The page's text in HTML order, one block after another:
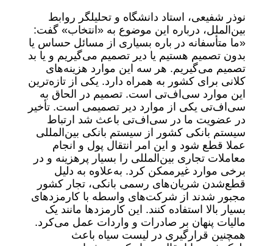
نوذر شفیعی، استاد دانشگاه و تحلیلگر روابط
بین‌الملل، درباره این موضوع به «انتخاب» گفت:
«ما متأسفانه در باره بسیاری از مسائل حساس یا
بدون تصمیم هستیم یا دیر تصمیم می‌گیریم و یا بد
تصمیم می‌گیریم. هر سه این موارد هزینه‌های
کلانی برای کشور به همراه دارد. یکی از تازه‌ترین
این موارد سی‌اف‌تی است. تصمیم در الحاق به
سی‌اف‌تی یکی از موارد دیر تصمیمی است. تأخیر
در عضویت ما در سی‌اف‌تی باعث شد ارتباط
سیستم بانکی کشور از سیستم بانکی بین‌المللی
عملا قطع شود و این امر انتقال پول و انجام
معاملات تجاری بین‌المللی را بسیار پرهزینه و در
برخی موارد غیرممکن کرد. به‌علاوه به دلیل
قطع‌شدن شریان‌های رسمی بانکی، تجار کشور
مجبور شدند از شرکت‌های واسطه با کارمزدهای
بسیار بالا استفاده کنند. این کارمزدها مانند یک
مالیات پنهان بر صادرات و واردات عمل می‌کرد.
همچنین قرارگیری در لیست سیاه باعث